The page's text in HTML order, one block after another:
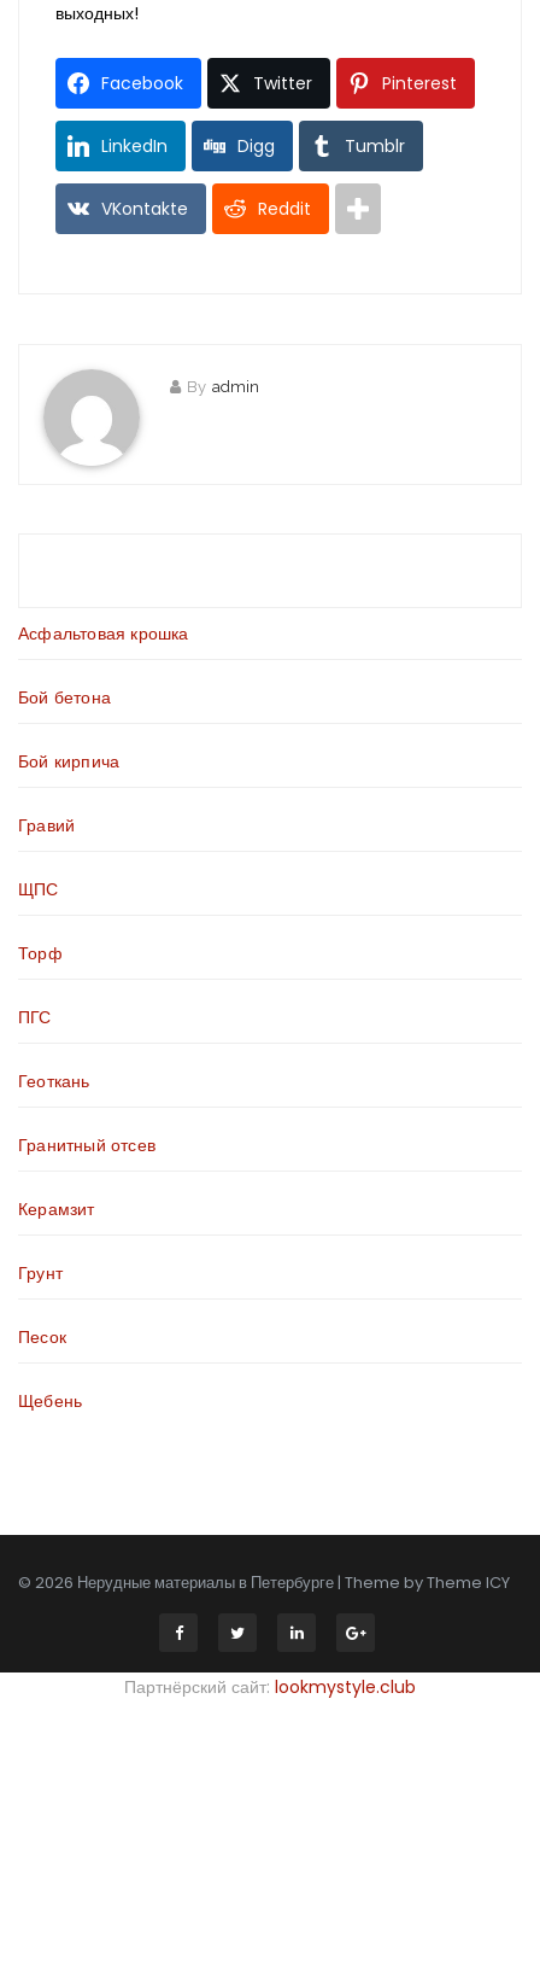
выходных!
Facebook Twitter Pinterest
LinkedIn Digg Tumblr
VKontakte Reddit
By admin
Асфальтовая крошка
Бой бетона
Бой кирпича
Гравий
ЩПС
Торф
ПГС
Геоткань
Гранитный отсев
Керамзит
Грунт
Песок
Щебень
© 2026 Нерудные материалы в Петербурге | Theme byTheme ICY
Партнёрский сайт: lookmystyle.club